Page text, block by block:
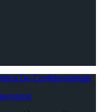
De Confidențialitate